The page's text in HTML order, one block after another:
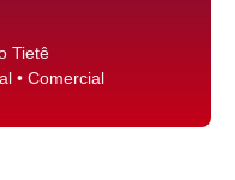
Tietê
• Comercial